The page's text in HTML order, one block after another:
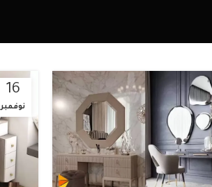
16
نوفمبر